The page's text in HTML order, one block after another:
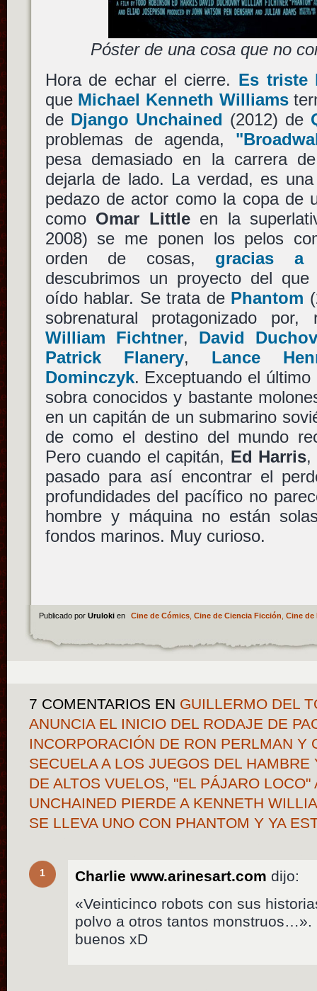
Póster de una cosa que no
Hora de echar el cierre. Es triste
que Michael Kenneth Williams
de Django Unchained (2012) de
problemas de agenda,
pesa demasiado en la carrera
dejarla de lado. La verdad, es
pedazo de actor como la copa de
como Omar Littleen la
2008) se me ponen los pelos
orden de cosas, gracias a
descubrimos un proyecto del
oído hablar. Se trata de Phantom
sobrenatural protagonizado por,
William Fichtner, David
Patrick Flanery, Lance
Dominczyk. Exceptuando el
sobra conocidos y bastante
en un capitán de un submarino
de como el destino del mundo
Pero cuando el capitán, Ed Harris,
pasado para así encontrar el
profundidades del pacífico no
hombre y máquina no están
fondos marinos. Muy curioso.
Publicado por Uruloki en Cine de Cómics, Cine de Ciencia Ficción Cine de
7 COMENTARIOS EN GUILLERMO DEL
ANUNCIA EL INICIO DEL RODAJE DE
INCORPORACIÓN DE RON PERLMAN Y
SECUELA A LOS JUEGOS DEL HAMBRE
DE ALTOS VUELOS, "EL PÁJARO LOCO"
UNCHAINED PIERDE A KENNETH
SE LLEVA UNO CON PHANTOM Y YA
1 Charlie www.arinesart.com dijo:
«Veinticinco robots con sus
polvo a otros tantos monstruos…».
buenos xD